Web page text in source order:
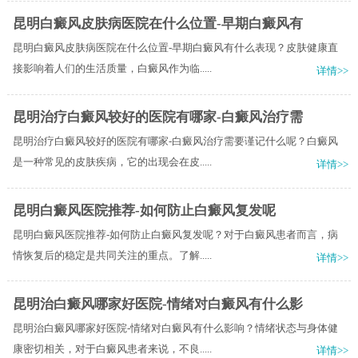
昆明白癜风皮肤病医院在什么位置-早期白癜风有
昆明白癜风皮肤病医院在什么位置-早期白癜风有什么表现？皮肤健康直
接影响着人们的生活质量，白癜风作为临.....
详情>>
昆明治疗白癜风较好的医院有哪家-白癜风治疗需
昆明治疗白癜风较好的医院有哪家-白癜风治疗需要谨记什么呢？白癜风
是一种常见的皮肤疾病，它的出现会在皮.....
详情>>
昆明白癜风医院推荐-如何防止白癜风复发呢
昆明白癜风医院推荐-如何防止白癜风复发呢？对于白癜风患者而言，病
情恢复后的稳定是共同关注的重点。了解.....
详情>>
昆明治白癜风哪家好医院-情绪对白癜风有什么影
昆明治白癜风哪家好医院-情绪对白癜风有什么影响？情绪状态与身体健
康密切相关，对于白癜风患者来说，不良.....
详情>>